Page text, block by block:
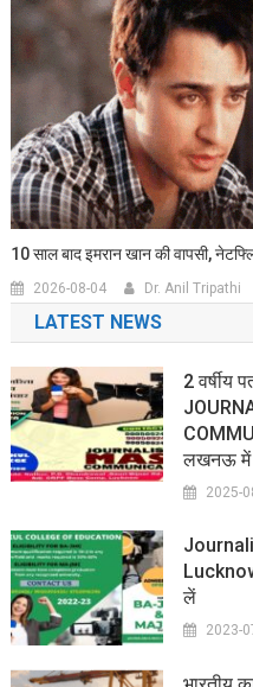
10 साल बाद इमरान खान की वापसी,
2026-08-04 Dr. Anil Tripathi
LATEST NEWS
2 वर्षीय
लखनऊ में
2025-
लें
2023-